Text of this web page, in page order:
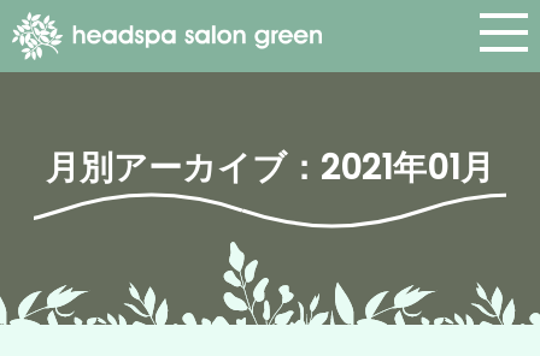
月別アーカイブ：2021年01月